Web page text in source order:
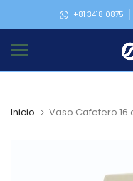
contenido
+81 3418 0875
Inicio Vaso Cafetero 16